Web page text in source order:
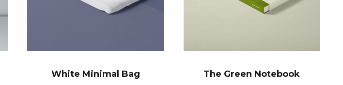
White Minimal Bag The Green Notebook